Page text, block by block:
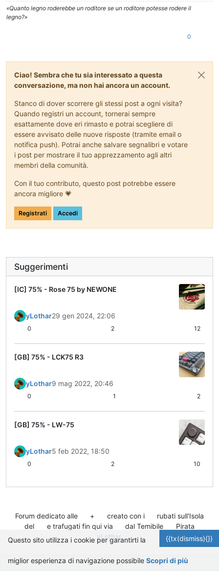
«Quanto legno roderebbe un roditore se un roditore potesse rodere il
legno?»
0
Ciao! Sembra che tu sia interessato a questa
conversazione, ma non hai ancora un account.
Stanco di dover scorrere gli stessi post a ogni visita?
Quando registri un account, tornerai sempre
esattamente dove eri rimasto e potrai scegliere di
essere avvisato delle nuove risposte (tramite email o
notifica push). Potrai anche salvare segnalibri e votare
i post per mostrare il tuo apprezzamento agli altri
membri della comunità.
Con il tuo contributo, questo post potrebbe essere
ancora migliore 💗
Registrati Accedi
Suggerimenti
[IC] 75% - Rose 75 by NEWONE
yLothar29 gen 2024, 22:06
0 2 12
[GB] 75% - LCK75 R3
yLothar9 mag 2022, 20:46
0 1 2
[GB] 75% - LW-75
yLothar5 feb 2022, 18:50
0 2 10
Forum dedicato alle + creato con i
rubati sull'Isola
del
e trafugati fin qui via dal Temibile
Pirata
yLothar. {{tx(dismiss){}}
Questo sito utilizza i cookie per garantirti la
miglior esperienza di navigazione possibile Scopri di più